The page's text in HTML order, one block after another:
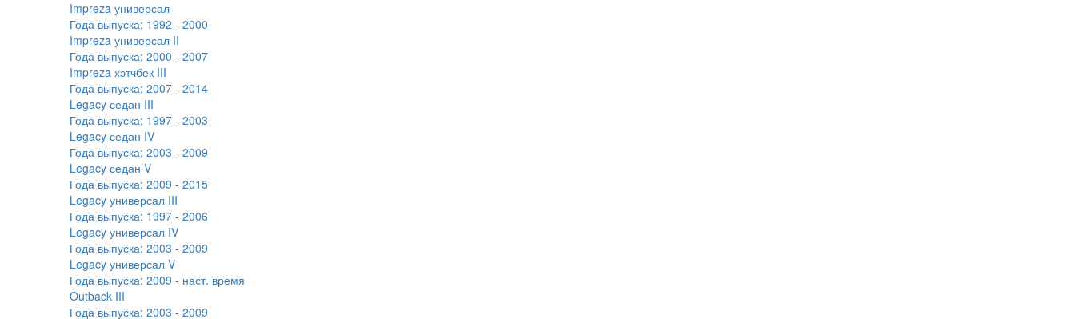
Impreza универсал
Года выпуска: 1992 - 2000
Impreza универсал II
Года выпуска: 2000 - 2007
Impreza хэтчбек III
Года выпуска: 2007 - 2014
Legacy седан III
Года выпуска: 1997 - 2003
Legacy седан IV
Года выпуска: 2003 - 2009
Legacy седан V
Года выпуска: 2009 - 2015
Legacy универсал III
Года выпуска: 1997 - 2006
Legacy универсал IV
Года выпуска: 2003 - 2009
Legacy универсал V
Года выпуска: 2009 - наст. время
Outback III
Года выпуска: 2003 - 2009